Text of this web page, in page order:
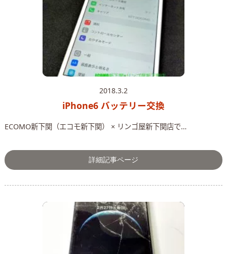
2018.3.2
iPhone6 バッテリー交換
ECOMO新下関（エコモ新下関） × リンゴ屋新下関店で…
詳細記事ページ